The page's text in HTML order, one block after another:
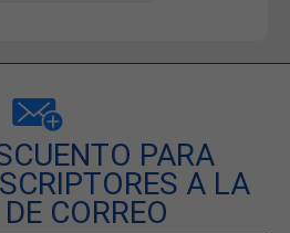
PARA
A LA
CORREO